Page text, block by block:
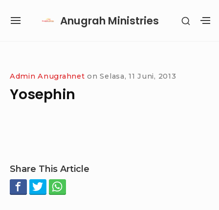
Anugrah Ministries
SITE
SHOW
Admin Anugrahnet on Selasa, 11 Juni, 2013
Yosephin
Share This Article